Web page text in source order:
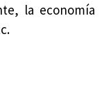
la economía